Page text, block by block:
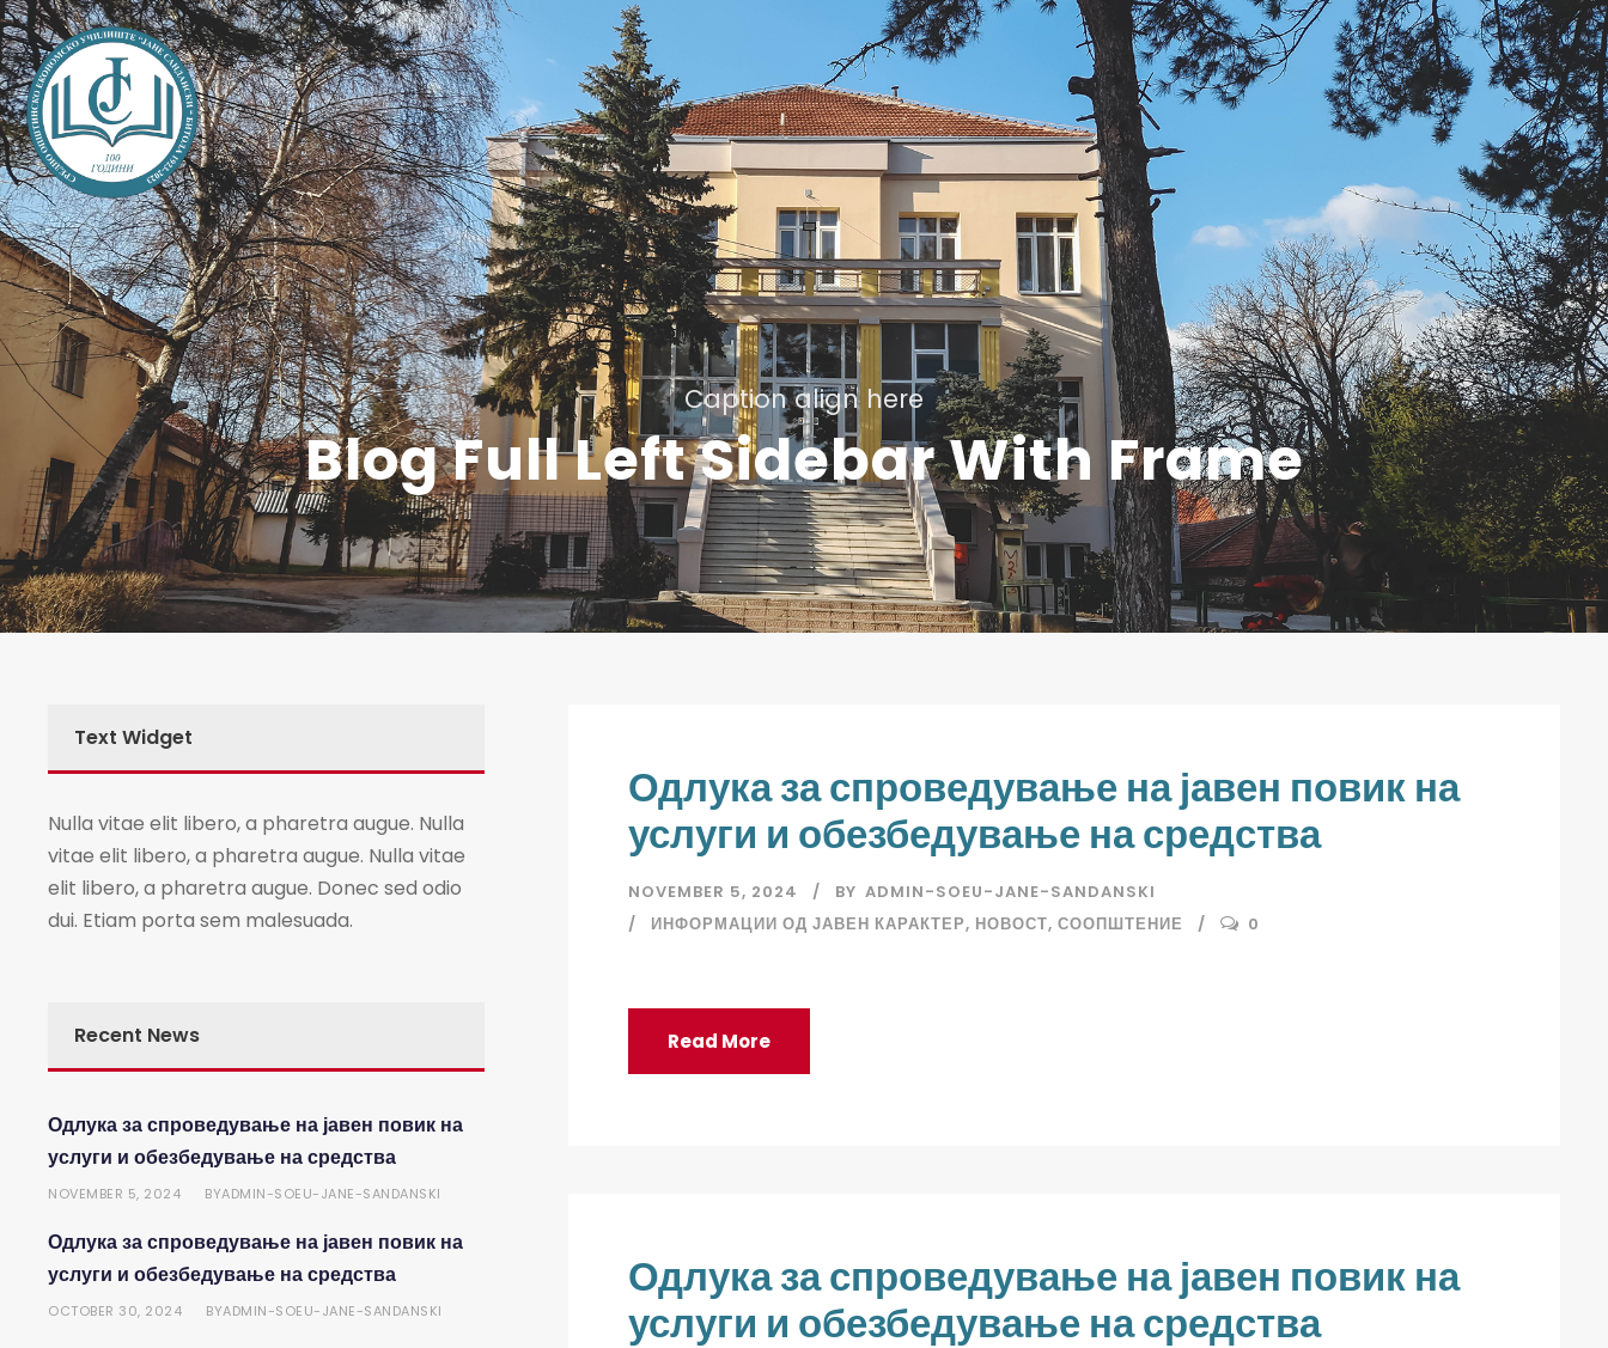
Caption align here
Blog Full Left Sidebar With Frame
Одлука за спроведување на јавен повик на
услуги и обезбедување на средства
NOVEMBER 5, 2024 BY ADMIN-SOEU-JANE-SANDANSKI
ИНФОРМАЦИИ ОД ЈАВЕН КАРАКТЕР, НОВОСТ, СООПШТЕНИЕ 0
Read More
Одлука за спроведување на јавен повик на
услуги и обезбедување на средства
Text Widget
Nulla vitae elit libero, a pharetra augue. Nulla
vitae elit libero, a pharetra augue. Nulla vitae
elit libero, a pharetra augue. Donec sed odio
dui. Etiam porta sem malesuada.
Recent News
Одлука за спроведување на јавен повик на
услуги и обезбедување на средства
NOVEMBER 5, 2024 BYADMIN-SOEU-JANE-SANDANSKI
Одлука за спроведување на јавен повик на
услуги и обезбедување на средства
OCTOBER 30, 2024 BYADMIN-SOEU-JANE-SANDANSKI